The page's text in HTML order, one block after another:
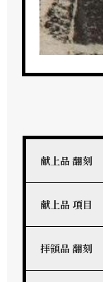
献上品 翻刻
献上品 項目
拝領品 翻刻